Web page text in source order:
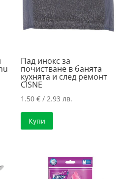
Пад инокс за
почистване в банята
кухнята и след ремонт
CISNE
1.50€ / 2.93 лв.
Купи